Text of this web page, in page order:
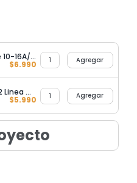
Tomacorriente Simple 10-16A/250V Linea Crystal Grey
$6.990 Agregar
Interruptor Simple 9/12 Linea Crystal Grey
$5.990 Agregar